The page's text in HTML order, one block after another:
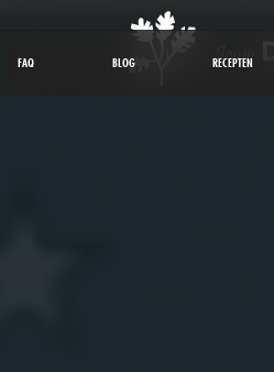
FAQ BLOG RECEPTEN